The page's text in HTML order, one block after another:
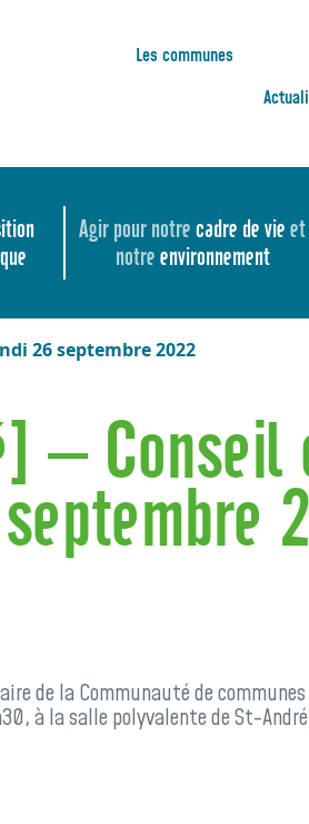
Les communes
Agir pour notre cadre de vieet
notre environnement
26 septembre 2022
– Conseil
de la Communauté de
à la salle polyvalente de St-